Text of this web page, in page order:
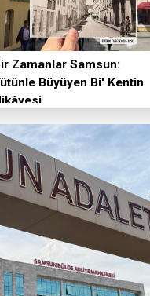
Zamanlar Samsun:
Büyüyen Bi' Kentin